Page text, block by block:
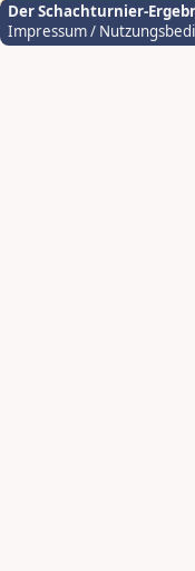
Der Schachturnier-
Impressum /